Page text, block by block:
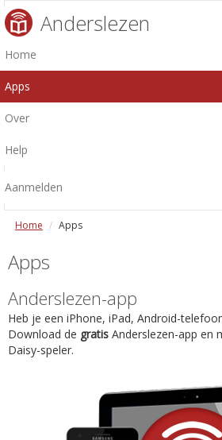
Anderslezen
Home
Apps
Over
Help
Aanmelden
Home Apps
Apps
Anderslezen-app
Heb je een iPhone, iPad, Android-
Download de gratis Anderslezen-app en
Daisy-speler.